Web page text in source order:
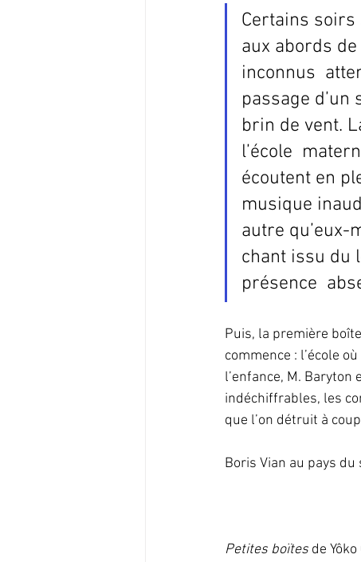
Certains
aux abords
inconnus
passage d’un
brin de vent.
l’école
écoutent en
musique
autre qu’eux-
chant issu du
présence
Puis, la première
commence : l’école
l’enfance, M. Baryton
indéchiffrables, les
que l’on détruit à
Boris Vian au pays
Petites boïtes de